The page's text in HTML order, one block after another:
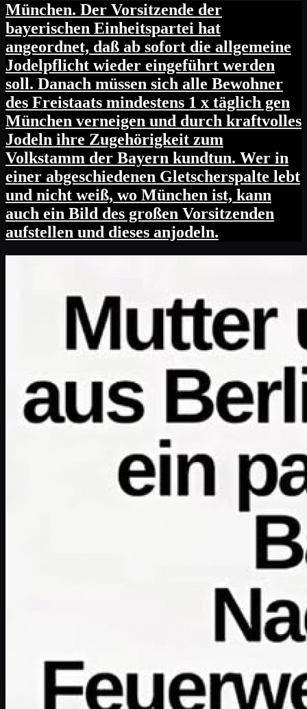
München. Der Vorsitzende der
bayerischen Einheitspartei hat
angeordnet, daß ab sofort die allgemeine
Jodelpflicht wieder eingeführt werden
soll. Danach müssen sich alle Bewohner
des Freistaats mindestens 1 x täglich gen
München verneigen und durch kraftvolles
Jodeln ihre Zugehörigkeit zum
Volkstamm der Bayern kundtun. Wer in
einer abgeschiedenen Gletscherspalte lebt
und nicht weiß, wo München ist, kann
auch ein Bild des großen Vorsitzenden
aufstellen und dieses anjodeln.